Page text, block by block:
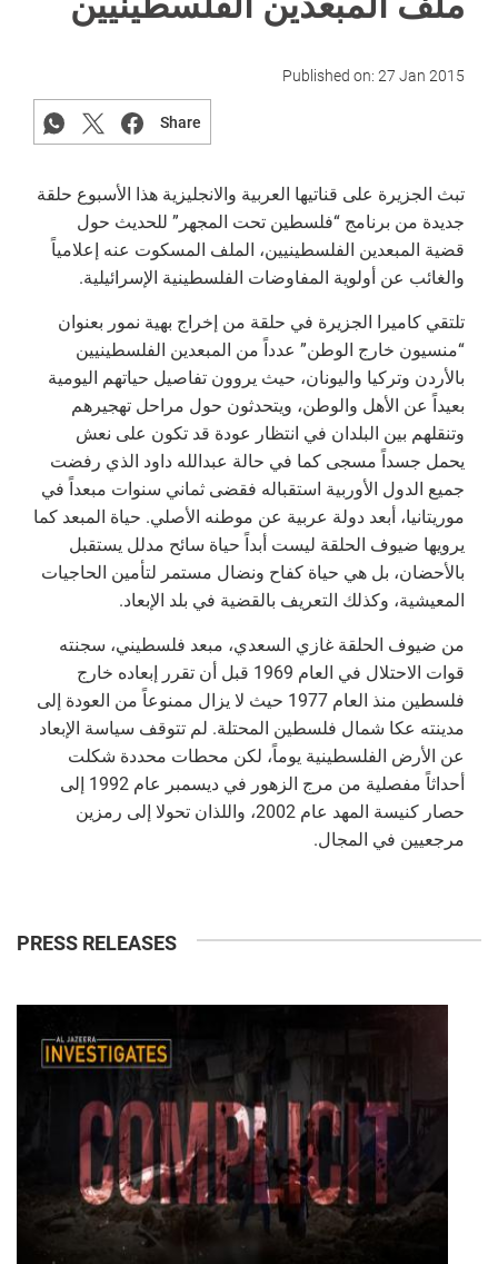
Published on: 27 Jan 2015
Share
تبث الجزيرة على قناتيها العربية والانجليزية هذا الأسبوع حلقة
جديدة من برنامج “فلسطين تحت المجهر” للحديث حول
قضية المبعدين الفلسطينيين، الملف المسكوت عنه إعلامياً
والغائب عن أولوية المفاوضات الفلسطينية الإسرائيلية.
تلتقي كاميرا الجزيرة في حلقة من إخراج بهية نمور بعنوان
“منسيون خارج الوطن” عدداً من المبعدين الفلسطينيين
بالأردن وتركيا واليونان، حيث يروون تفاصيل حياتهم اليومية
بعيداً عن الأهل والوطن، ويتحدثون حول مراحل تهجيرهم
وتنقلهم بين البلدان في انتظار عودة قد تكون على نعش
يحمل جسداً مسجى كما في حالة عبدالله داود الذي رفضت
جميع الدول الأوربية استقباله فقضى ثماني سنوات مبعداً في
موريتانيا، أبعد دولة عربية عن موطنه الأصلي. حياة المبعد كما
يرويها ضيوف الحلقة ليست أبداً حياة سائح مدلل يستقبل
بالأحضان، بل هي حياة كفاح ونضال مستمر لتأمين الحاجيات
المعيشية، وكذلك التعريف بالقضية في بلد الإبعاد.
من ضيوف الحلقة غازي السعدي، مبعد فلسطيني، سجنته
قوات الاحتلال في العام 1969 قبل أن تقرر إبعاده خارج
فلسطين منذ العام 1977 حيث لا يزال ممنوعاً من العودة إلى
مدينته عكا شمال فلسطين المحتلة. لم تتوقف سياسة الإبعاد
عن الأرض الفلسطينية يوماً، لكن محطات محددة شكلت
أحداثاً مفصلية من مرج الزهور في ديسمبر عام 1992 إلى
حصار كنيسة المهد عام 2002، واللذان تحولا إلى رمزين
مرجعيين في المجال.
PRESS RELEASES